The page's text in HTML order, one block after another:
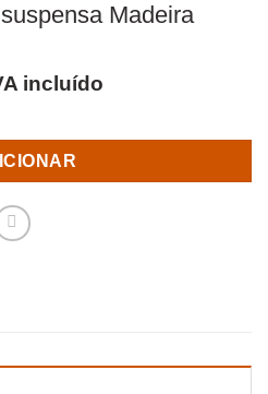
Madeira
€.
incluído